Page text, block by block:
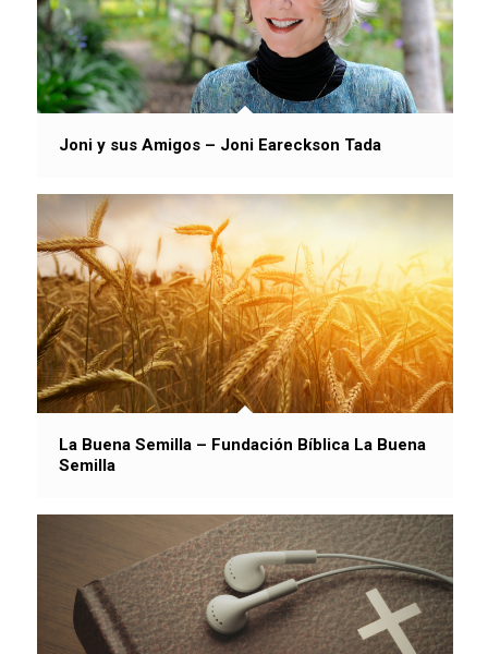
Joni y sus Amigos – Joni Eareckson Tada
La Buena Semilla – Fundación Bíblica La Buena
Semilla